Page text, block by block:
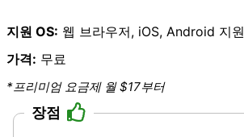
지원 OS: 웹 브라우저, iOS, Android 지원
가격: 무료
*프리미엄 요금제 월 $17부터
장점